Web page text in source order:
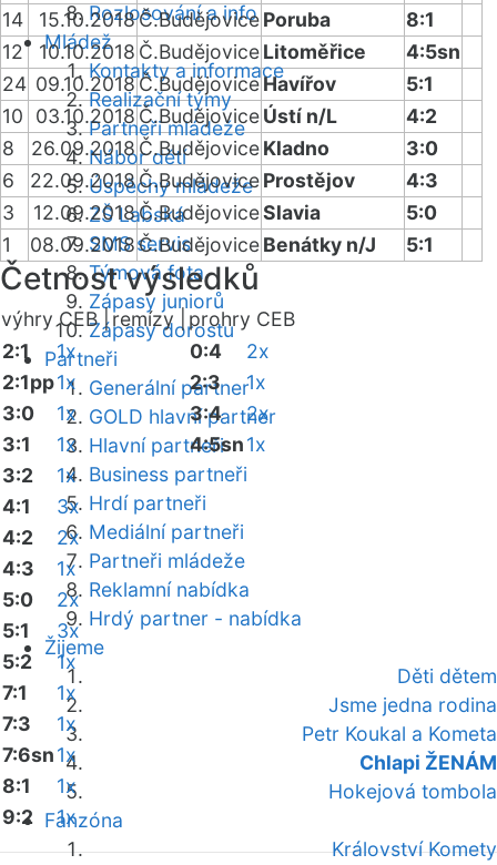
Rozlosování a info
Mládež
Kontakty a informace
Realizační týmy
Partneři mládeže
Nábor dětí
Úspěchy mládeže
ZŠ Labská
SMS servis
Týmová fota
Zápasy juniorů
Zápasy dorostu
Partneři
Generální partner
GOLD hlavní partner
Hlavní partneři
Business partneři
Hrdí partneři
Mediální partneři
Partneři mládeže
Reklamní nabídka
Hrdý partner - nabídka
Žijeme
Děti dětem
Jsme jedna rodina
Petr Koukal a Kometa
Chlapi ŽENÁM
Hokejová tombola
Fanzóna
Království Komety
14
15.10.2018Č.BudějovicePoruba
8:1
12
10.10.2018 Č.BudějoviceLitoměřice
4:5sn
24 09.10.2018Č.BudějoviceHavířov
5:1
10
03.10.2018 Č.BudějoviceÚstí n/L
4:2
8
26.09.2018 Č.BudějoviceKladno
3:0
6
22.09.2018Č.BudějoviceProstějov
4:3
3
12.09.2018Č.BudějoviceSlavia
5:0
1
08.09.2018Č.BudějoviceBenátky n/J 5:1
Četnost výsledků
výhry CEB |remízy |
prohry CEB
2:1
1x
2:1pp1x
3:0
1x
3:1
1x
3:2
1x
4:1
3x
4:2
2x
4:3
1x
5:0
2x
5:1
3x
5:2
1x
7:1
1x
7:3
1x
7:6sn1x
8:1
1x
9:2
1x
0:4
2x
2:3
1x
3:4
2x
4:5sn1x